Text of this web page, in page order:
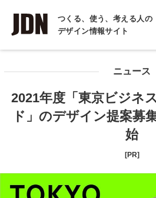
つくる、使う、考える人の
デザイン情報サイト
INTERVIEW
インタビュー
COLUMN
ニュース
2021年度「東京ビジネ
ド」のデザイン提案募
始
[PR]